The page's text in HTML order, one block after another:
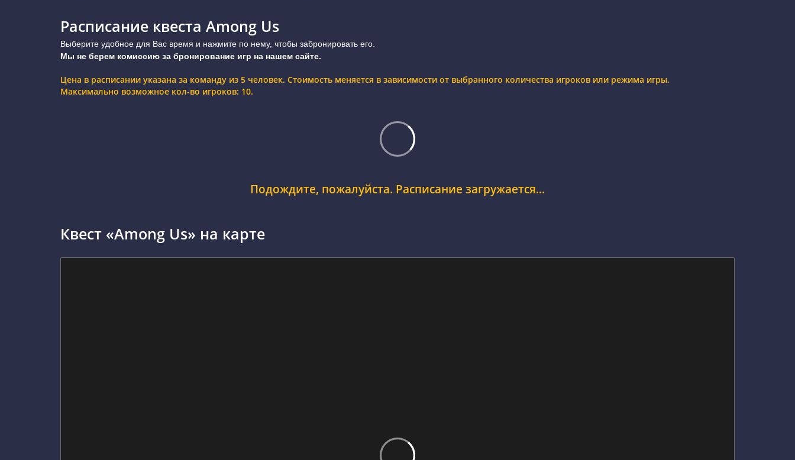
Расписание квеста Among Us
Выберите удобное для Вас время и нажмите по нему, чтобы забронировать его.
Мы не берем комиссию за бронирование игр на нашем сайте.
Цена в расписании указана за команду из 5 человек. Стоимость меняется в зависимости от выбранного количества игроков или режима игры.
Максимально возможное кол-во игроков: 10.
Подождите, пожалуйста. Расписание загружается...
Квест «Among Us» на карте